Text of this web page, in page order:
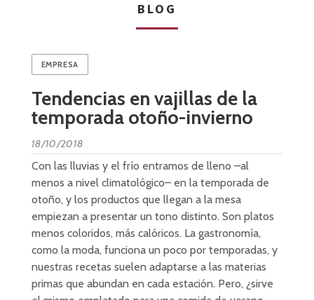
BLOG
EMPRESA
Tendencias en vajillas de la
temporada otoño-invierno
18/10/2018
Con las lluvias y el frío entramos de lleno –al
menos a nivel climatológico– en la temporada de
otoño, y los productos que llegan a la mesa
empiezan a presentar un tono distinto. Son platos
menos coloridos, más calóricos. La gastronomía,
como la moda, funciona un poco por temporadas, y
nuestras recetas suelen adaptarse a las materias
primas que abundan en cada estación. Pero, ¿sirve